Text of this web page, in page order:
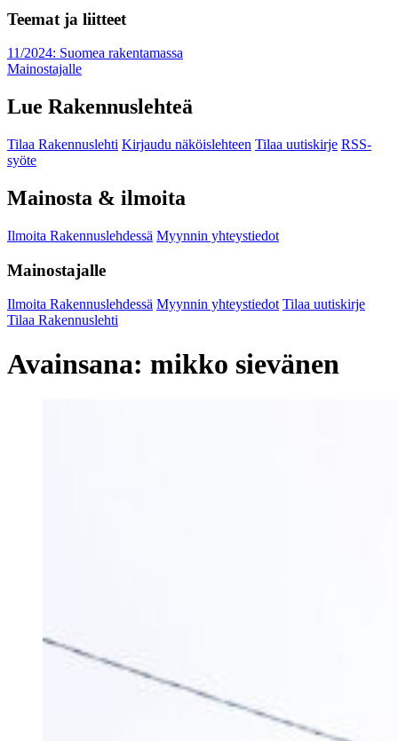
Teemat ja liitteet
11/2024: Suomea rakentamassa
Mainostajalle
Lue Rakennuslehteä
Tilaa Rakennuslehti Kirjaudu näköislehteen Tilaa uutiskirje RSS-
syöte
Mainosta & ilmoita
Ilmoita Rakennuslehdessä Myynnin yhteystiedot
Mainostajalle
Ilmoita Rakennuslehdessä Myynnin yhteystiedot Tilaa uutiskirje
Tilaa Rakennuslehti
Avainsana: mikko sievänen